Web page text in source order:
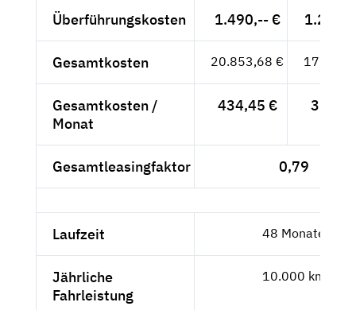
Überführungskosten 1.490,-- €
Gesamtkosten 20.853,68 €
Gesamtkosten /
Monat
434,45 €
Gesamtleasingfaktor 0,79
Laufzeit 48 Monate
Jährliche
Fahrleistung
10.000 km